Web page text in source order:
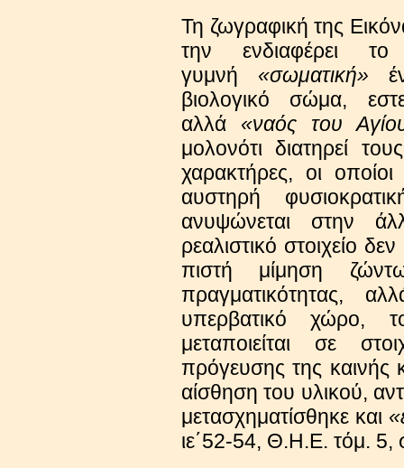
Τη ζωγραφική της
την ενδιαφέρει
γυμνή «σωματική»
βιολογικό σώμα,
αλλά «ναός του
μολονότι διατηρεί
χαρακτήρες, οι
αυστηρή
ανυψώνεται στην
ρεαλιστικό στοιχείο
πιστή μίμηση
πραγματικότητας,
υπερβατικό χώρο,
μεταποιείται σε
πρόγευσης της καινής
αίσθηση του υλικού,
μετασχηματίσθηκε και
ιε΄52-54, Θ.Η.Ε. τόμ. 5,